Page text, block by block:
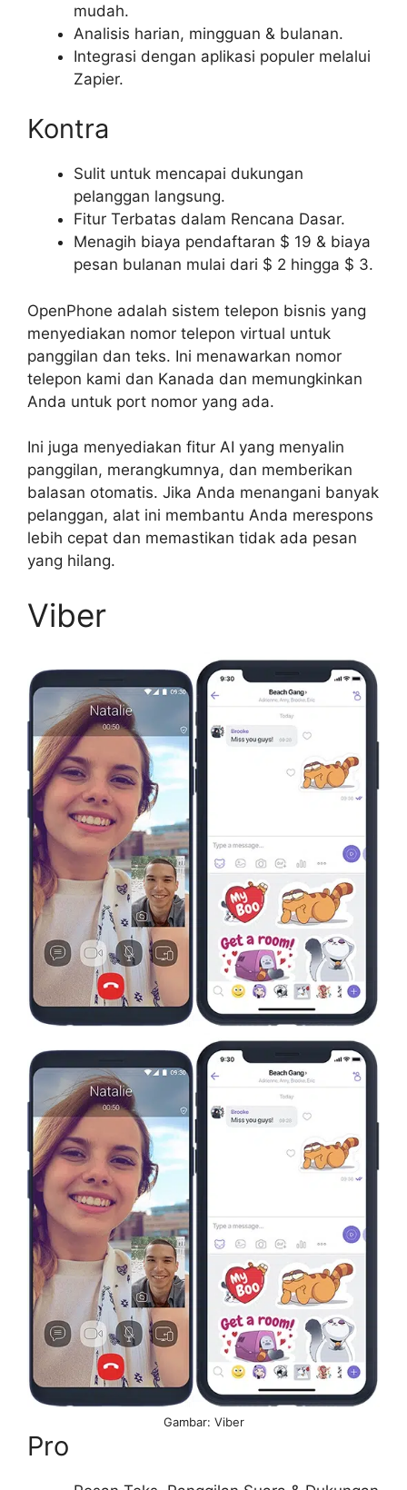
mudah.
Analisis harian, mingguan & bulanan.
Integrasi dengan aplikasi populer melalui
Zapier.
Kontra
Sulit untuk mencapai dukungan
pelanggan langsung.
Fitur Terbatas dalam Rencana Dasar.
Menagih biaya pendaftaran $ 19 & biaya
pesan bulanan mulai dari $ 2 hingga $ 3.
OpenPhone adalah sistem telepon bisnis yang
menyediakan nomor telepon virtual untuk
panggilan dan teks. Ini menawarkan nomor
telepon kami dan Kanada dan memungkinkan
Anda untuk port nomor yang ada.
Ini juga menyediakan fitur AI yang menyalin
panggilan, merangkumnya, dan memberikan
balasan otomatis. Jika Anda menangani banyak
pelanggan, alat ini membantu Anda merespons
lebih cepat dan memastikan tidak ada pesan
yang hilang.
Viber
Gambar: Viber
Pro